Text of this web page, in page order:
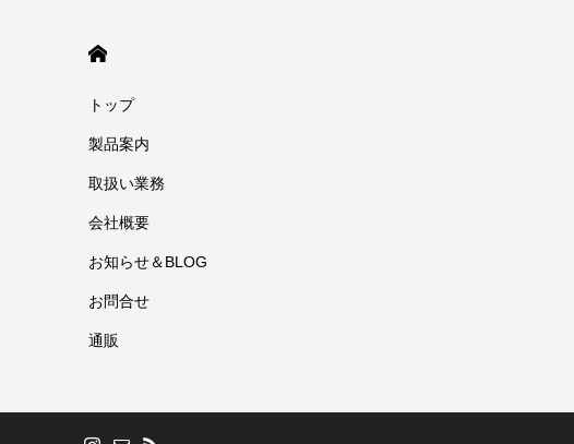
トップ
製品案内
取扱い業務
会社概要
お知らせ＆BLOG
お問合せ
通販